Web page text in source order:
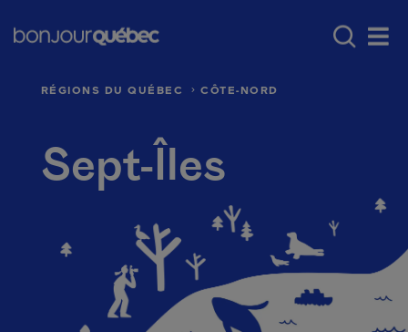
Main navigation -
Où aller au Québec Régions du Québec
RÉGIONS DU QUÉBEC CÔTE-NORD
Sept-Îles